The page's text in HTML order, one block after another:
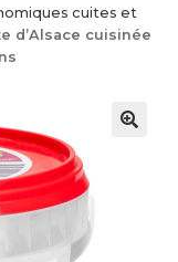
CRUES
CUITES
cuites et
d’Alsace cuisinée